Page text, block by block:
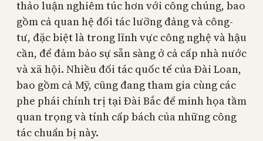
thảo luận nghiêm túc hơn với công chúng, bao
gồm cả quan hệ đối tác lưỡng đảng và công-
tư, đặc biệt là trong lĩnh vực công nghệ và hậu
cần, để đảm bảo sự sẵn sàng ở cả cấp nhà nước
và xã hội. Nhiều đối tác quốc tế của Đài Loan,
bao gồm cả Mỹ, cũng đang tham gia cùng các
phe phái chính trị tại Đài Bắc để minh họa tầm
quan trọng và tính cấp bách của những công
tác chuẩn bị này.